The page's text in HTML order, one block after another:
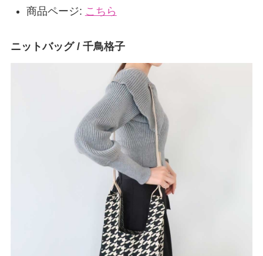
商品ページ: こちら
ニットバッグ / 千鳥格子